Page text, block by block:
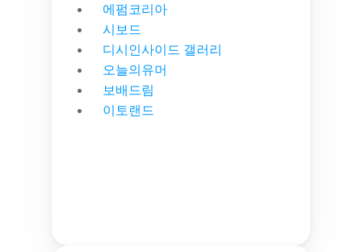
에펌코리아
시보드
디시인사이드 갤러리
오늘의유머
보배드림
이토랜드